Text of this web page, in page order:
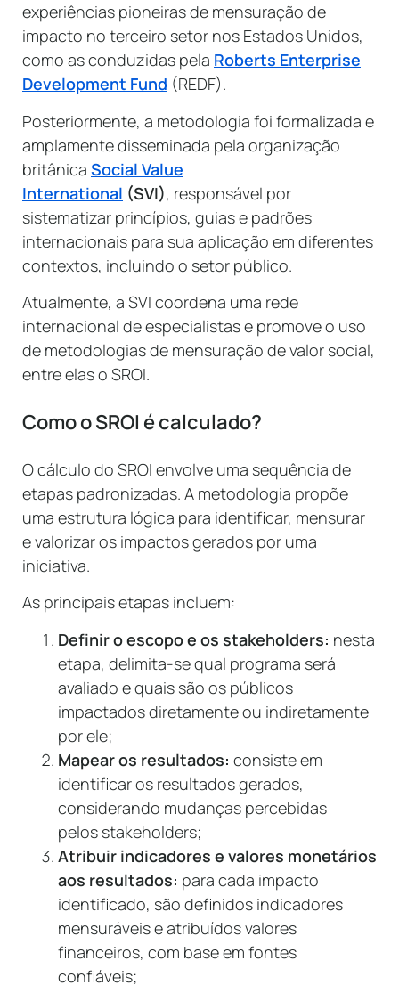
experiências pioneiras de mensuração de
impacto no terceiro setor nos Estados Unidos,
como as conduzidas pela Roberts Enterprise
Development Fund (REDF).
Posteriormente, a metodologia foi formalizada e
amplamente disseminada pela organização
britânica Social Value
International (SVI), responsável por
sistematizar princípios, guias e padrões
internacionais para sua aplicação em diferentes
contextos, incluindo o setor público.
Atualmente, a SVI coordena uma rede
internacional de especialistas e promove o uso
de metodologias de mensuração de valor social,
entre elas o SROI.
Como o SROI é calculado?
O cálculo do SROI envolve uma sequência de
etapas padronizadas. A metodologia propõe
uma estrutura lógica para identificar, mensurar
e valorizar os impactos gerados por uma
iniciativa.
As principais etapas incluem:
Definir o escopo e os stakeholders: nesta
etapa, delimita-se qual programa será
avaliado e quais são os públicos
impactados diretamente ou indiretamente
por ele;
Mapear os resultados: consiste em
identificar os resultados gerados,
considerando mudanças percebidas
pelos stakeholders;
Atribuir indicadores e valores monetários
aos resultados: para cada impacto
identificado, são definidos indicadores
mensuráveis e atribuídos valores
financeiros, com base em fontes
confiáveis;